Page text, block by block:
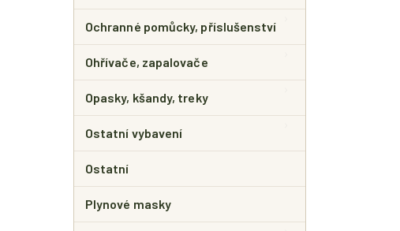
Ochranné pomůcky, příslušenství
Ohřívače, zapalovače
Opasky, kšandy, treky
Ostatní vybavení
Ostatní
Plynové masky